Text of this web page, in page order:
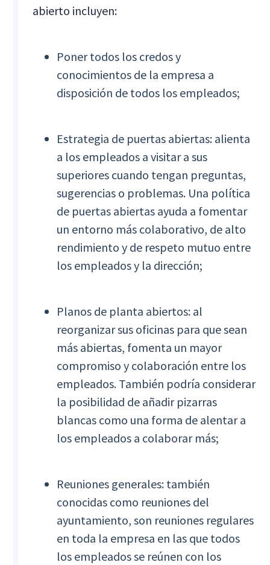
abierto incluyen:
Poner todos los credos y
conocimientos de la empresa a
disposición de todos los empleados;
Estrategia de puertas abiertas: alienta
a los empleados a visitar a sus
superiores cuando tengan preguntas,
sugerencias o problemas. Una política
de puertas abiertas ayuda a fomentar
un entorno más colaborativo, de alto
rendimiento y de respeto mutuo entre
los empleados y la dirección;
Planos de planta abiertos: al
reorganizar sus oficinas para que sean
más abiertas, fomenta un mayor
compromiso y colaboración entre los
empleados. También podría considerar
la posibilidad de añadir pizarras
blancas como una forma de alentar a
los empleados a colaborar más;
Reuniones generales: también
conocidas como reuniones del
ayuntamiento, son reuniones regulares
en toda la empresa en las que todos
los empleados se reúnen con los